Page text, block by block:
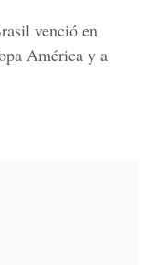
venció en
América y a